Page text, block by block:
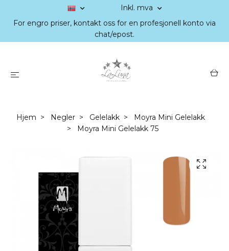
Inkl. mva
For engro priser, kontakt oss for en profesjonell konto via
chat/epost.
Hjem Negler Gelelakk
Moyra Mini Gelelakk
Moyra Mini Gelelakk 75